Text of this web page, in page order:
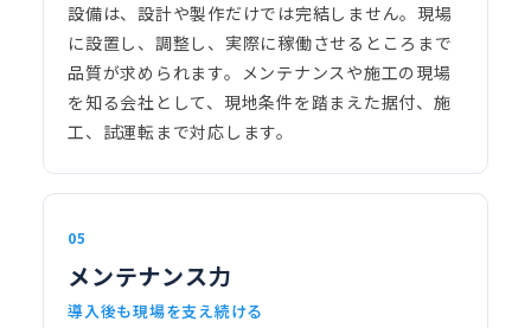
設備は、設計や製作だけでは完結しません。現場
に設置し、調整し、実際に稼働させるところまで
品質が求められます。メンテナンスや施工の現場
を知る会社として、現地条件を踏まえた据付、施
工、試運転まで対応します。
05
メンテナンス力
導入後も現場を支え続ける